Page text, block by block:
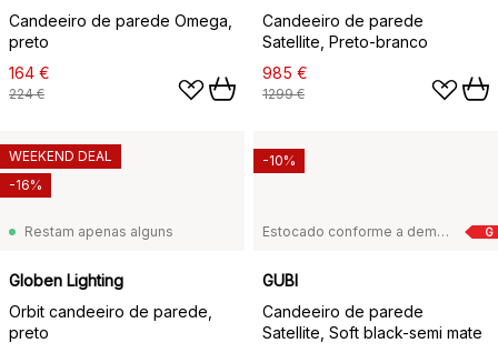
Candeeiro de parede Omega,
preto
164 €
224 €
Candeeiro de parede
Satellite, Preto-branco
985 €
1299 €
Restam apenas alguns
Globen Lighting
Orbit candeeiro de parede,
preto
WEEKEND DEAL
-16%
G
Estocado conforme a demanda
GUBI
Candeeiro de parede
Satellite, Soft black-semi mate
-10%